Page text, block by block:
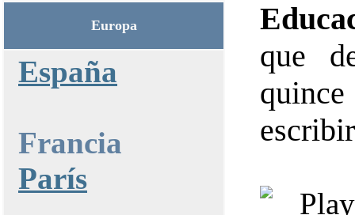
Europa
España
Francia
París
que